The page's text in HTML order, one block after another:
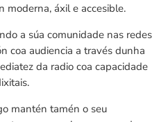
moderna, áxil e accesible.
a súa comunidade nas redes
coa audiencia a través dunha
da radio coa capacidade
mantén tamén o seu